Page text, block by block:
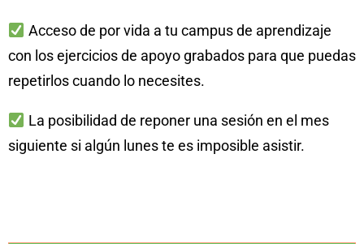
Acceso de por vida a tu campus de aprendizaje
con los ejercicios de apoyo grabados para que puedas
repetirlos cuando lo necesites.
La posibilidad de reponer una sesión en el mes
siguiente si algún lunes te es imposible asistir.